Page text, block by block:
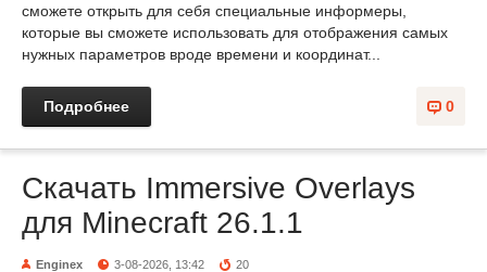
сможете открыть для себя специальные информеры,
которые вы сможете использовать для отображения самых
нужных параметров вроде времени и координат...
0
Подробнее
Скачать Immersive Overlays
для Minecraft 26.1.1
Enginex 3-08-2026, 13:42 20